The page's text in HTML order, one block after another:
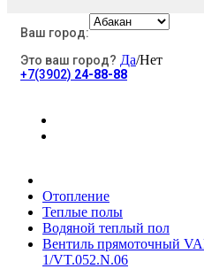
Электротовары
Хозяйственные товары
Ваш город:
Это ваш город? Да/Нет
+7(3902) 24-88-88
Отопление
Теплые полы
Водяной теплый пол
Вентиль прямоточный
1/VT.052.N.06